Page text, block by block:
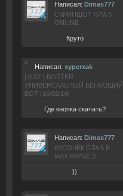
Написал: Dimas777
СКРИНШОТ GTA 5
ONLINE
Круто
Написал: syperxak
[ 0.3Z ] BOTTER -
УНИВЕРСАЛЬНЫЙ БЕГАЮЩИЙ
БОТ (16/02/14)
Где кнопка скачать?
Написал: Dimas777
КУСОЧЕК GTA 5 В
MAX PAYNE 3
))